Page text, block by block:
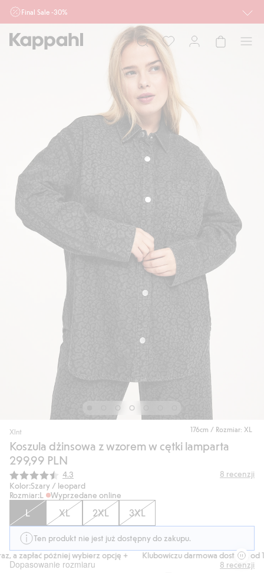
Final Sale -30%
Ważne przy zakupie min. 2 sztuk produktów włączonych w ofertę, również z
działu outlet do 10.8 w sklepach Kappahl i Newbie oraz na kappahl.com. Ofert
nie łączymy
Dziecko
176cm / Rozmiar: XL
Xlnt
Koszula dżinsowa z wzorem w cętki lamparta
299,99 PLN
Średnia ocena:
4.3 8 recenzji
Kolor:Szary / leopard
Rozmiar:L Wyprzedane online
L XL 2XL 3XL
Ten produkt nie jest już dostępny do zakupu.
a zapłać później wybierz opcję +
Klubowiczu darmowa dostawa od
Dopasowanie rozmiaru 8 recenzji